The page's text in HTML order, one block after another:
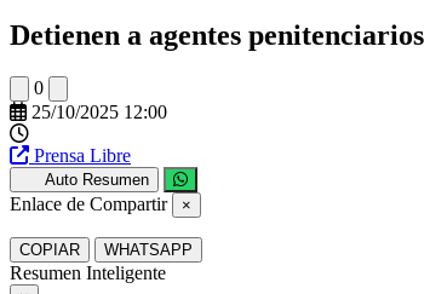
Detienen a agentes
0
25/10/2025 12:00
Prensa Libre
Auto Resumen
Enlace de Compartir ×
COPIAR WHATSAPP
Resumen Inteligente